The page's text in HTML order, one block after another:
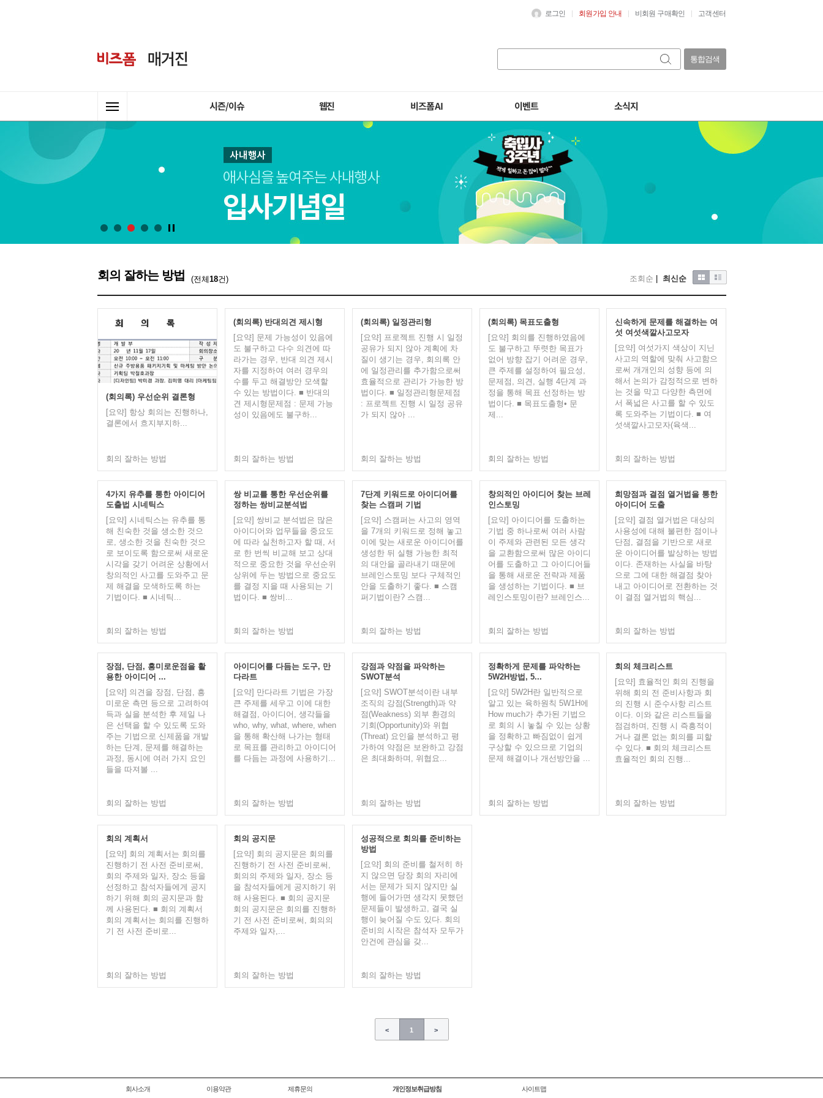
로그인 회원가입 안내 비회원 구매확인 고객센터
통합검색
시즌/이슈 웹진 비즈폼 AI 이벤트 소식지
회의 잘하는 방법 (전체18건) 조회순 최신순
(회의록) 우선순위 결론형
[요약] 항상 회의는 진행하나,
결론에서 흐지부지하...
회의 잘하는 방법
(회의록) 반대의견 제시형
[요약] 문제 가능성이 있음에
도 불구하고 다수 의견에 따
라가는 경우, 반대 의견 제시
자를 지정하여 여러 경우의
수를 두고 해결방안 모색할
수 있는 방법이다. ■ 반대의
견 제시형문제점 : 문제 가능
성이 있음에도 불구하...
회의 잘하는 방법
(회의록) 일정관리형
[요약] 프로젝트 진행 시 일정
공유가 되지 않아 계획에 차
질이 생기는 경우, 회의록 안
에 일정관리를 추가함으로써
효율적으로 관리가 가능한 방
법이다. ■ 일정관리형문제점
: 프로젝트 진행 시 일정 공유
가 되지 않아 ...
회의 잘하는 방법
(회의록) 목표도출형
[요약] 회의를 진행하였음에
도 불구하고 뚜렷한 목표가
없어 방향 잡기 어려운 경우,
큰 주제를 설정하여 필요성,
문제점, 의견, 실행 4단계 과
정을 통해 목표 선정하는 방
법이다. ■ 목표도출형• 문
제...
회의 잘하는 방법
신속하게 문제를 해결하는 여
섯 여섯색깔사고모자
[요약] 여섯가지 색상이 지닌
사고의 역할에 맞춰 사고함으
로써 개개인의 성향 등에 의
해서 논의가 감정적으로 변하
는 것을 막고 다양한 측면에
서 폭넓은 사고를 할 수 있도
록 도와주는 기법이다. ■ 여
섯색깔사고모자(육색...
회의 잘하는 방법
4가지 유추를 통한 아이디어
도출법 시네틱스
[요약] 시네틱스는 유추를 통
해 친숙한 것을 생소한 것으
로, 생소한 것을 친숙한 것으
로 보이도록 함으로써 새로운
시각을 갖기 어려운 상황에서
창의적인 사고를 도와주고 문
제 해결을 모색하도록 하는
기법이다. ■ 시네틱...
회의 잘하는 방법
쌍 비교를 통한 우선순위를
정하는 쌍비교분석법
[요약] 쌍비교 분석법은 많은
아이디어와 업무들을 중요도
에 따라 실천하고자 할 때, 서
로 한 번씩 비교해 보고 상대
적으로 중요한 것을 우선순위
상위에 두는 방법으로 중요도
를 결정 지을 때 사용되는 기
법이다. ■ 쌍비...
회의 잘하는 방법
7단계 키워드로 아이디어를
찾는 스캠퍼 기법
[요약] 스캠퍼는 사고의 영역
을 7개의 키워드로 정해 놓고
이에 맞는 새로운 아이디어를
생성한 뒤 실행 가능한 최적
의 대안을 골라내기 때문에
브레인스토밍 보다 구체적인
안을 도출하기 좋다. ■ 스캠
퍼기법이란? 스캠...
회의 잘하는 방법
창의적인 아이디어 찾는 브레
인스토밍
[요약] 아이디어를 도출하는
기법 중 하나로써 여러 사람
이 주제와 관련된 모든 생각
을 교환함으로써 많은 아이디
어를 도출하고 그 아이디어들
을 통해 새로운 전략과 제품
을 생성하는 기법이다. ■ 브
레인스토밍이란? 브레인스...
회의 잘하는 방법
희망점과 결점 열거법을 통한
아이디어 도출
[요약] 결점 열거법은 대상의
사용성에 대해 불편한 점이나
단점, 결점을 기반으로 새로
운 아이디어를 발상하는 방법
이다. 존재하는 사실을 바탕
으로 그에 대한 해결점 찾아
내고 아이디어로 전환하는 것
이 결점 열거법의 핵심...
회의 잘하는 방법
장점, 단점, 흥미로운점을 활
용한 아이디어 ...
[요약] 의견을 장점, 단점, 흥
미로운 측면 등으로 고려하여
득과 실을 분석한 후 제일 나
은 선택을 할 수 있도록 도와
주는 기법으로 신제품을 개발
하는 단계, 문제를 해결하는
과정, 동시에 여러 가지 요인
들을 따져볼 ...
회의 잘하는 방법
아이디어를 다듬는 도구, 만
다라트
[요약] 만다라트 기법은 가장
큰 주제를 세우고 이에 대한
해결점, 아이디어, 생각들을
who, why, what, where, when
을 통해 확산해 나가는 형태
로 목표를 관리하고 아이디어
를 다듬는 과정에 사용하기...
회의 잘하는 방법
강점과 약점을 파악하는
SWOT분석
[요약] SWOT분석이란 내부
조직의 강점(Strength)과 약
점(Weakness) 외부 환경의
기회(Opportunity)와 위협
(Threat) 요인을 분석하고 평
가하여 약점은 보완하고 강점
은 최대화하며, 위협요...
회의 잘하는 방법
정확하게 문제를 파악하는
5W2H방법, 5...
[요약] 5W2H란 일반적으로
알고 있는 육하원칙 5W1H에
How much가 추가된 기법으
로 회의 시 놓칠 수 있는 상황
을 정확하고 빠짐없이 쉽게
구상할 수 있으므로 기업의
문제 해결이나 개선방안을 ...
회의 잘하는 방법
회의 체크리스트
[요약] 효율적인 회의 진행을
위해 회의 전 준비사항과 회
의 진행 시 준수사항 리스트
이다. 이와 같은 리스트들을
점검하며, 진행 시 즉흥적이
거나 결론 없는 회의를 피할
수 있다. ■ 회의 체크리스트
효율적인 회의 진행...
회의 잘하는 방법
회의 계획서
[요약] 회의 계획서는 회의를
진행하기 전 사전 준비로써,
회의 주제와 일자, 장소 등을
선정하고 참석자들에게 공지
하기 위해 회의 공지문과 함
께 사용된다. ■ 회의 계획서
회의 계획서는 회의를 진행하
기 전 사전 준비로...
회의 잘하는 방법
회의 공지문
[요약] 회의 공지문은 회의를
진행하기 전 사전 준비로써,
회의의 주제와 일자, 장소 등
을 참석자들에게 공지하기 위
해 사용된다. ■ 회의 공지문
회의 공지문은 회의를 진행하
기 전 사전 준비로써, 회의의
주제와 일자,...
회의 잘하는 방법
성공적으로 회의를 준비하는
방법
[요약] 회의 준비를 철저히 하
지 않으면 당장 회의 자리에
서는 문제가 되지 않지만 실
행에 들어가면 생각지 못했던
문제들이 발생하고, 결국 실
행이 늦어질 수도 있다. 회의
준비의 시작은 참석자 모두가
안건에 관심을 갖...
회의 잘하는 방법
< 1 >
회사소개 이용약관 제휴문의 개인정보취급방침 사이트맵